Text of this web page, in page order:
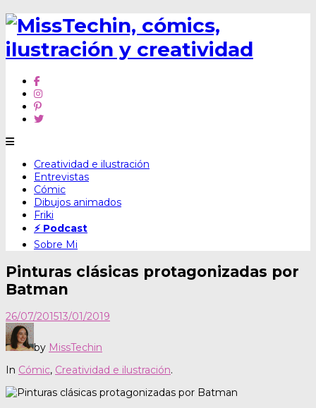
Skip
content
Creatividad e ilustración
Entrevistas
Cómic
Dibujos animados
Friki
⚡ Podcast
Sobre Mi
Pinturas clásicas protagonizadas por
Batman
26/07/201513/01/2019
by MissTechin
In Cómic, Creatividad e ilustración.